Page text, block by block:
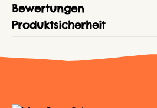
Bewertungen
Produktsicherheit